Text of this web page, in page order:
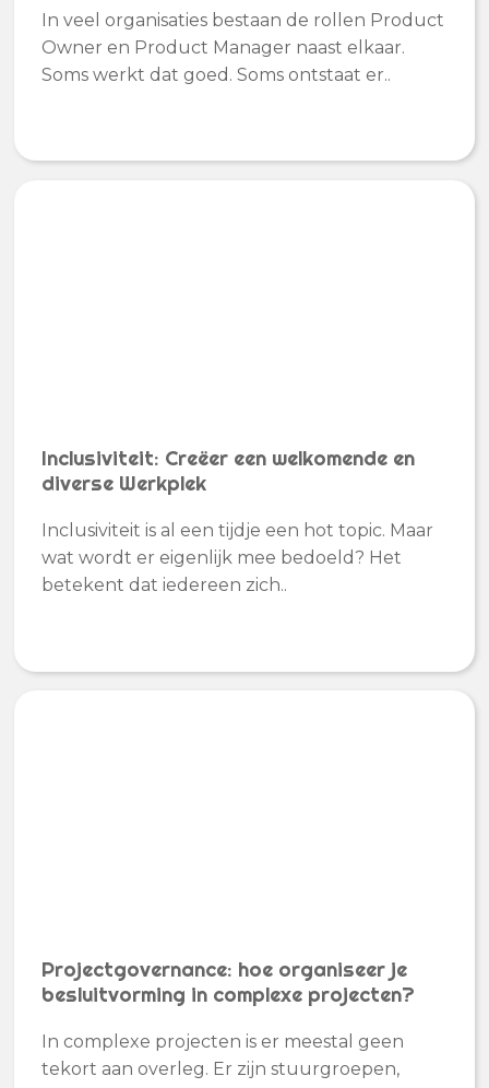
In veel organisaties bestaan de rollen Product
Owner en Product Manager naast elkaar.
Soms werkt dat goed. Soms ontstaat er..
Inclusiviteit: Creëer een welkomende en
diverse Werkplek
Inclusiviteit is al een tijdje een hot topic. Maar
wat wordt er eigenlijk mee bedoeld? Het
betekent dat iedereen zich..
Projectgovernance: hoe organiseer je
besluitvorming in complexe projecten?
In complexe projecten is er meestal geen
tekort aan overleg. Er zijn stuurgroepen,